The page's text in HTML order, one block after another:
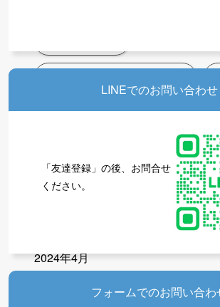
2024年10月
2024年4月
2023年12月
LINEでのお問い合わせ
「友達登録」の後、お問合せ
ください。
フォームでのお問い合わ